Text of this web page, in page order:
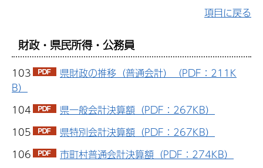
項目に戻る
財政・県民所得・公務員
103
県財政の推移（普通会計）（PDF：211K
B）
104
県一般会計決算額（PDF：267KB）
105
県特別会計決算額（PDF：267KB）
106
市町村普通会計決算額（PDF：274KB）